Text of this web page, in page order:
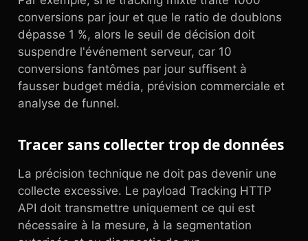
conversions par jour et que le ratio de doublons
dépasse 1 %, alors le seuil de décision doit
suspendre l'événement serveur, car 10
conversions fantômes par jour suffisent à
fausser budget média, prévision commerciale et
analyse de funnel.
Tracer sans collecter trop de données
La précision technique ne doit pas devenir une
collecte excessive. Le payload Tracking HTTP
API doit transmettre uniquement ce qui est
nécessaire à la mesure, à la segmentation